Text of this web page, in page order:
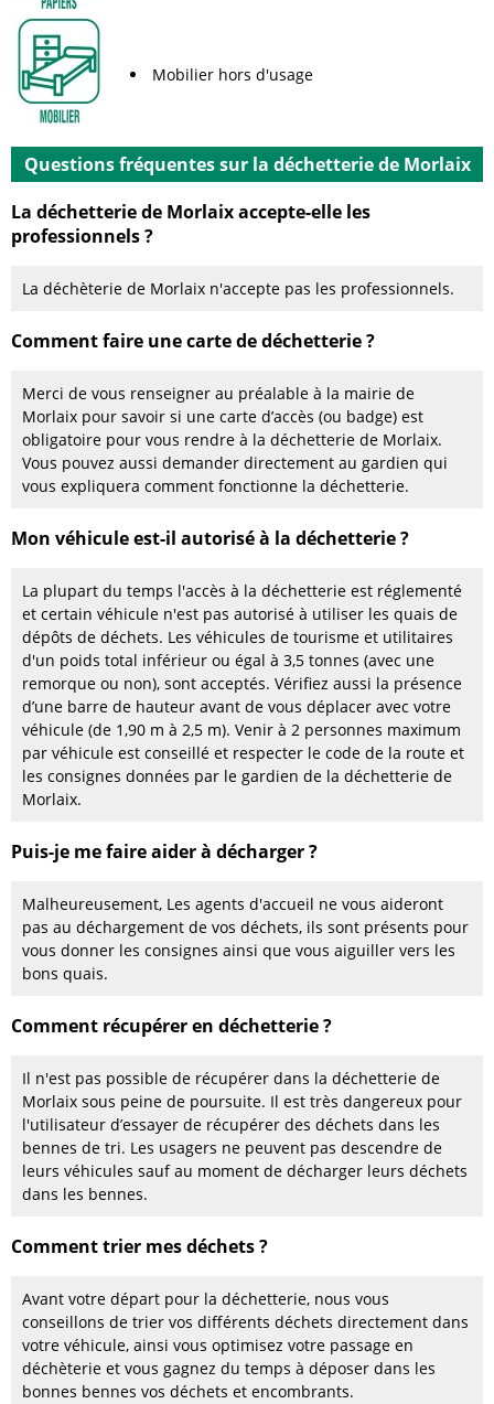
Mobilier hors d'usage
Questions fréquentes sur la déchetterie de Morlaix
La déchetterie de Morlaix accepte-elle les
professionnels ?
La déchèterie de Morlaix n'accepte pas les professionnels.
Comment faire une carte de déchetterie ?
Merci de vous renseigner au préalable à la mairie de
Morlaix pour savoir si une carte d’accès (ou badge) est
obligatoire pour vous rendre à la déchetterie de Morlaix.
Vous pouvez aussi demander directement au gardien qui
vous expliquera comment fonctionne la déchetterie.
Mon véhicule est-il autorisé à la déchetterie ?
La plupart du temps l'accès à la déchetterie est réglementé
et certain véhicule n'est pas autorisé à utiliser les quais de
dépôts de déchets. Les véhicules de tourisme et utilitaires
d'un poids total inférieur ou égal à 3,5 tonnes (avec une
remorque ou non), sont acceptés. Vérifiez aussi la présence
d’une barre de hauteur avant de vous déplacer avec votre
véhicule (de 1,90 m à 2,5 m). Venir à 2 personnes maximum
par véhicule est conseillé et respecter le code de la route et
les consignes données par le gardien de la déchetterie de
Morlaix.
Puis-je me faire aider à décharger ?
Malheureusement, Les agents d'accueil ne vous aideront
pas au déchargement de vos déchets, ils sont présents pour
vous donner les consignes ainsi que vous aiguiller vers les
bons quais.
Comment récupérer en déchetterie ?
Il n'est pas possible de récupérer dans la déchetterie de
Morlaix sous peine de poursuite. Il est très dangereux pour
l'utilisateur d’essayer de récupérer des déchets dans les
bennes de tri. Les usagers ne peuvent pas descendre de
leurs véhicules sauf au moment de décharger leurs déchets
dans les bennes.
Comment trier mes déchets ?
Avant votre départ pour la déchetterie, nous vous
conseillons de trier vos différents déchets directement dans
votre véhicule, ainsi vous optimisez votre passage en
déchèterie et vous gagnez du temps à déposer dans les
bonnes bennes vos déchets et encombrants.